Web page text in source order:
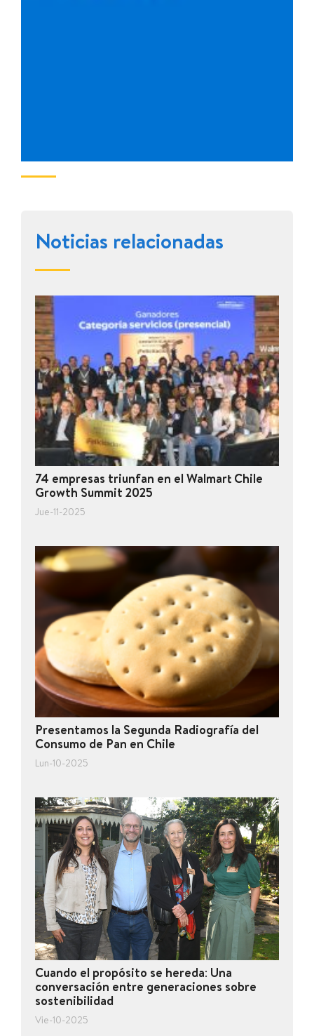
Noticias relacionadas
74 empresas triunfan en el Walmart Chile
Growth Summit 2025
Jue-11-2025
Presentamos la Segunda Radiografía del
Consumo de Pan en Chile
Lun-10-2025
Cuando el propósito se hereda: Una
conversación entre generaciones sobre
sostenibilidad
Vie-10-2025